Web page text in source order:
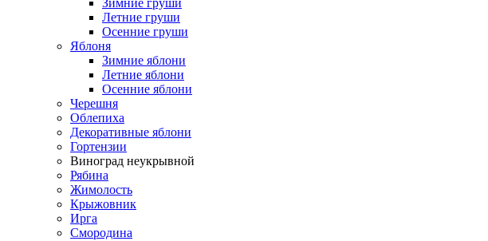
Зимние груши
Летние груши
Осенние груши
Яблоня
Зимние яблони
Летние яблони
Осенние яблони
Черешня
Облепиха
Декоративные яблони
Гортензии
Виноград неукрывной
Рябина
Жимолость
Крыжовник
Ирга
Смородина